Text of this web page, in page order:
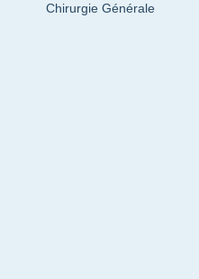
Chirurgie Générale